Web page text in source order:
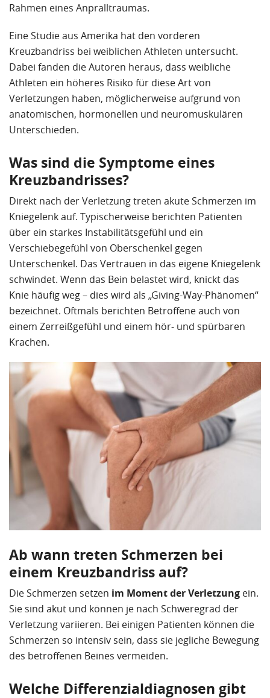
Rahmen eines Anpralltraumas.
Eine Studie aus Amerika hat den vorderen
Kreuzbandriss bei weiblichen Athleten untersucht.
Dabei fanden die Autoren heraus, dass weibliche
Athleten ein höheres Risiko für diese Art von
Verletzungen haben, möglicherweise aufgrund von
anatomischen, hormonellen und neuromuskulären
Unterschieden.
Was sind die Symptome eines
Kreuzbandrisses?
Direkt nach der Verletzung treten akute Schmerzen im
Kniegelenk auf. Typischerweise berichten Patienten
über ein starkes Instabilitätsgefühl und ein
Verschiebegefühl von Oberschenkel gegen
Unterschenkel. Das Vertrauen in das eigene Kniegelenk
schwindet. Wenn das Bein belastet wird, knickt das
Knie häufig weg – dies wird als „Giving-Way-Phänomen“
bezeichnet. Oftmals berichten Betroffene auch von
einem Zerreißgefühl und einem hör- und spürbaren
Krachen.
Ab wann treten Schmerzen bei
einem Kreuzbandriss auf?
Die Schmerzen setzen im Moment der Verletzung ein.
Sie sind akut und können je nach Schweregrad der
Verletzung variieren. Bei einigen Patienten können die
Schmerzen so intensiv sein, dass sie jegliche Bewegung
des betroffenen Beines vermeiden.
Welche Differenzialdiagnosen gibt